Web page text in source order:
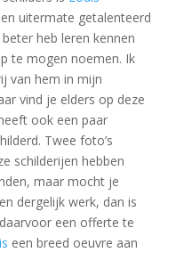
uitermate getalenteerd
heb leren kennen
te mogen noemen. Ik
van hem in mijn
vind je elders op deze
ook een paar
Twee foto’s
schilderijen hebben
maar mocht je
dergelijk werk, dan is
een offerte te
een breed oeuvre aan